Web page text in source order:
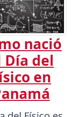
nació
Día del
en